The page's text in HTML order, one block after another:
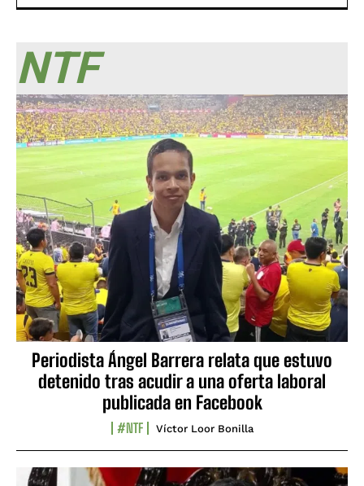
NTF
Periodista Ángel Barrera relata que estuvo
detenido tras acudir a una oferta laboral
publicada en Facebook
#NTF Víctor Loor Bonilla